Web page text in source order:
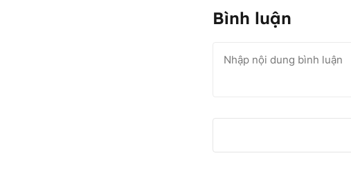
Bình luận